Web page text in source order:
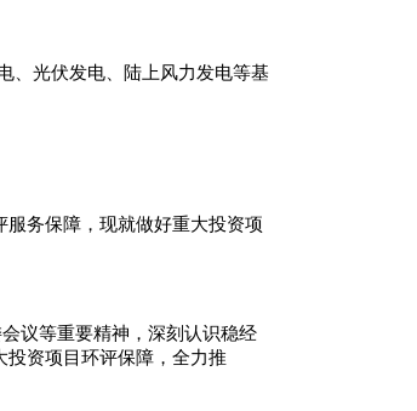
、光伏发电、陆上风力发电等基
务保障，现就做好重大投资项
议等重要精神，深刻认识稳经
资项目环评保障，全力推